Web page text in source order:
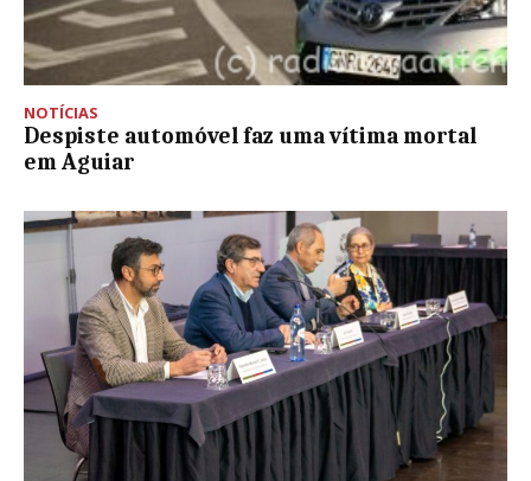
NOTÍCIAS
Despiste automóvel faz uma vítima mortal
em Aguiar